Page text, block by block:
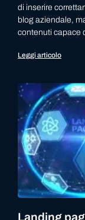
di inserire
blog aziendale,
contenuti capace
Leggi articolo
Landing